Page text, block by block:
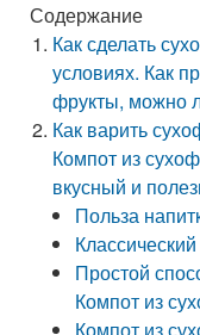
Содержание
Как сделать
условиях. Как
фрукты, можно
Как варить
Компот из
вкусный и
Польза
Простой
Компот из